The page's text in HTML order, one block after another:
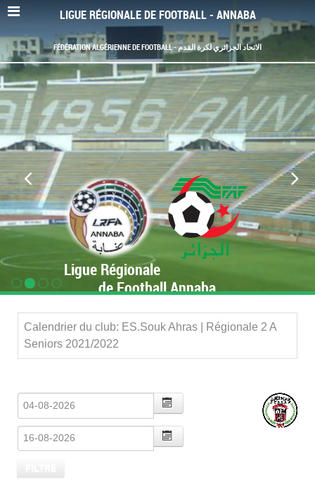
LIGUE RÉGIONALE DE FOOTBALL - ANNABA
FÉDÉRATION ALGÉRIENNE DE FOOTBALL - الاتحاد الجزائري لكرة القدم
Ligue Régionale
de Football Annaba
Calendrier du club: ES.Souk Ahras | Régionale 2 A
Seniors 2021/2022